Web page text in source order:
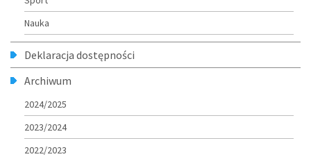
Nauka
Deklaracja dostępności
Archiwum
2024/2025
2023/2024
2022/2023